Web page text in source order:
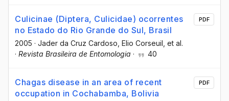
Culicinae (Diptera, Culicidae) ocorrentes
no Estado do Rio Grande do Sul, Brasil
2005 · Jader da Cruz Cardoso , Elio Corseuil , et al.
· Revista Brasileira de Entomologia · 40
PDF
Chagas disease in an area of recent
occupation in Cochabamba, Bolivia
PDF